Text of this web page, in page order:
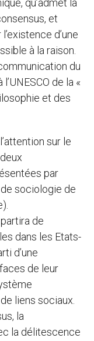
qu’admet la
et
d’une
à la raison.
du
de la «
et des
sur le
par
sociologie de
de
dans les Etats-
d’une
de leur
liens sociaux.
la
la délitescence